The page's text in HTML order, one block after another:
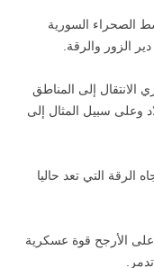
الصحراء السورية
الزور والرقة.
الانتقال إلى المناطق
وعلى سبيل المثال إلى
الرقة التي تعد حاليا
الأرجح قوة عسكرية